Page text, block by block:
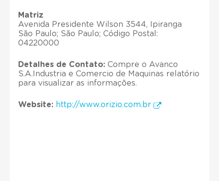
Matriz
Avenida Presidente Wilson 3544, Ipiranga
São Paulo; São Paulo; Código Postal:
04220000
Detalhes de Contato: Compre o Avanco
S.A.Industria e Comercio de Maquinas relatório
para visualizar as informações.
Website: http://www.orizio.com.br